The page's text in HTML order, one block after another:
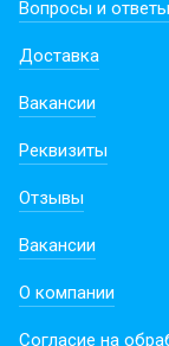
Вопросы и ответы
Доставка
Вакансии
Реквизиты
Отзывы
Вакансии
О компании
Согласие на